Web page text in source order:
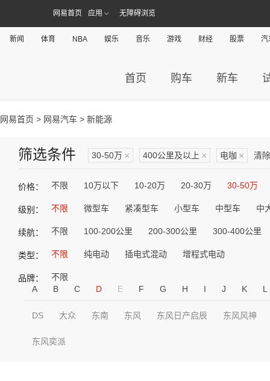
网易首页 应用 无障碍浏览
新闻 体育 NBA 娱乐 音乐 游戏 财经 股票 汽
首页 购车 新车
网易首页 > 网易汽车 > 新能源
筛选条件 30-50万 × 400公里及以上 × 电咖 × 清
价格： 不限 10万以下 10-20万 20-30万 30-50万
级别： 不限 微型车 紧凑型车 小型车 中型车 中
续航： 不限 100-200公里 200-300公里 300-400公里
类型： 不限 纯电动 插电式混动 增程式电动
品牌：
不限
A
B C D E F G H I J K L
DS 大众 东南 东风 东风日产启辰 东风风神
东风奕派